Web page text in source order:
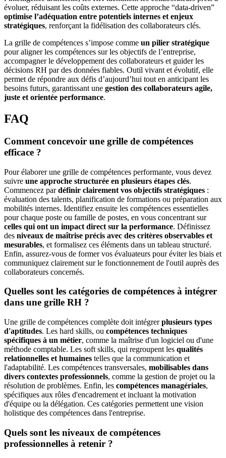
évoluer, réduisant les coûts externes. Cette approche “data-driven”
optimise l’adéquation entre potentiels internes et enjeux
stratégiques, renforçant la fidélisation des collaborateurs clés.
La grille de compétences s’impose comme un pilier stratégique
pour aligner les compétences sur les objectifs de l’entreprise,
accompagner le développement des collaborateurs et guider les
décisions RH par des données fiables. Outil vivant et évolutif, elle
permet de répondre aux défis d’aujourd’hui tout en anticipant les
besoins futurs, garantissant une gestion des collaborateurs agile,
juste et orientée performance.
FAQ
Comment concevoir une grille de compétences
efficace ?
Pour élaborer une grille de compétences performante, vous devez
suivre une approche structurée en plusieurs étapes clés.
Commencez pardéfinir clairement vos objectifs stratégiques :
évaluation des talents, planification de formations ou préparation aux
mobilités internes. Identifiez ensuite les compétences essentielles
pour chaque poste ou famille de postes, en vous concentrant sur
celles qui ont un impact direct sur la performance. Définissez
des niveaux de maîtrise précis avec des critères observables et
mesurables, et formalisez ces éléments dans un tableau structuré.
Enfin, assurez-vous de former vos évaluateurs pour éviter les biais et
communiquez clairement sur le fonctionnement de l'outil auprès des
collaborateurs concernés.
Quelles sont les catégories de compétences à intégrer
dans une grille RH ?
Une grille de compétences complète doit intégrerplusieurs types
d'aptitudes. Les hard skills, ou compétences techniques
spécifiques à un métier, comme la maîtrise d'un logiciel ou d'une
méthode comptable. Les soft skills, qui regroupent les qualités
relationnelles et humaines telles que la communication et
l'adaptabilité. Les compétences transversales, mobilisables dans
divers contextes professionnels, comme la gestion de projet ou la
résolution de problèmes. Enfin, les compétences managériales,
spécifiques aux rôles d'encadrement et incluant la motivation
d'équipe ou la délégation. Ces catégories permettent une vision
holistique des compétences dans l'entreprise.
Quels sont les niveaux de compétences
professionnelles à retenir ?